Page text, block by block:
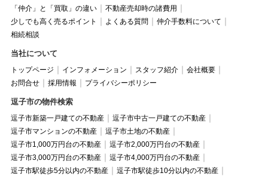
「仲介」と「買取」の違い
不動産売却時の諸費用
少しでも高く売るポイント
よくある質問
仲介手数料について
相続相談
当社について
トップページ インフォメーション スタッフ紹介
会社概要
お問合せ
採用情報 プライバシーポリシー
逗子市の物件検索
逗子市新築一戸建ての不動産
逗子市中古一戸建ての不動産
逗子市マンションの不動産
逗子市土地の不動産
逗子市1,000万円台の不動産
逗子市2,000万円台の不動産
逗子市3,000万円台の不動産
逗子市4,000万円台の不動産
逗子市駅徒歩5分以内の不動産
逗子市駅徒歩10分以内の不動産